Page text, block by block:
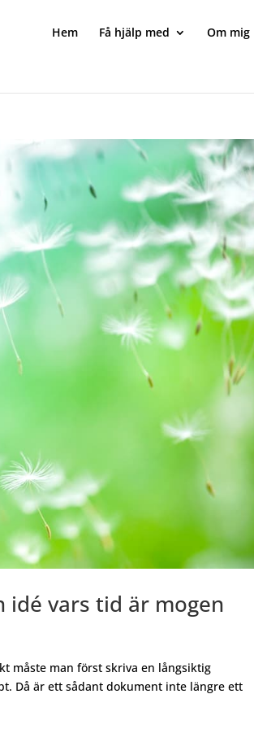
Hem Få hjälp med Om mig
idé vars tid är mogen
måste man först skriva en långsiktig
Då är ett sådant dokument inte längre ett